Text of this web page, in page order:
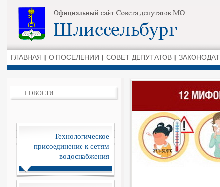
ГЛАВНАЯ О ПОСЕЛЕНИИ СОВЕТ ДЕПУТАТОВ
НОВОСТИ
Технологическое
присоединение к сетям
водоснабжения